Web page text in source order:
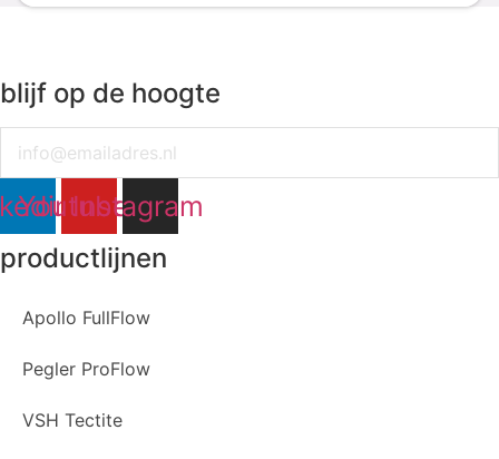
blijf op de hoogte
YoutubeInstagram
productlijnen
Apollo FullFlow
Pegler ProFlow
VSH Tectite